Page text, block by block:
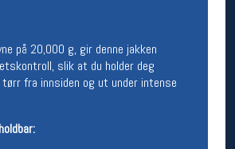
på 20,000 g, gir denne jakken
slik at du holder deg
fra innsiden og ut under intense
verkstedet
11-18
11-16
må du logge inn i
på den nederste blå